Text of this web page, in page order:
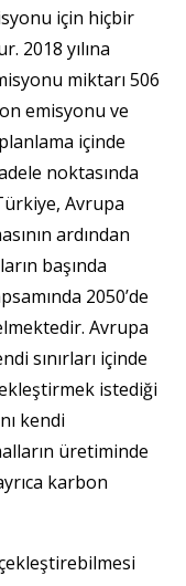
için hiçbir
2018 yılına
miktarı 506
emisyonu ve
içinde
noktasında
Avrupa
ardından
başında
2050’de
Avrupa
sınırları içinde
istediği
kendi
üretiminde
karbon